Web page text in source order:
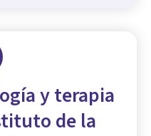
y terapia
de la